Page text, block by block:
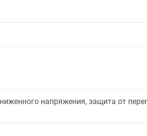
напряжения, защита от